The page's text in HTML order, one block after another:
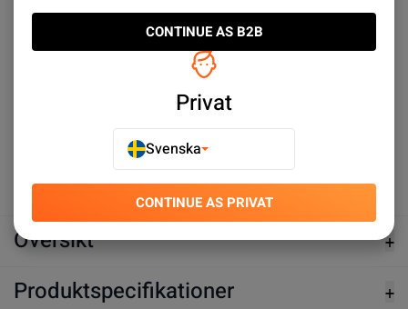
Köp nu
Översikt
Produktspecifikationer
CONTINUE AS B2B
Privat
Svenska
CONTINUE AS PRIVAT